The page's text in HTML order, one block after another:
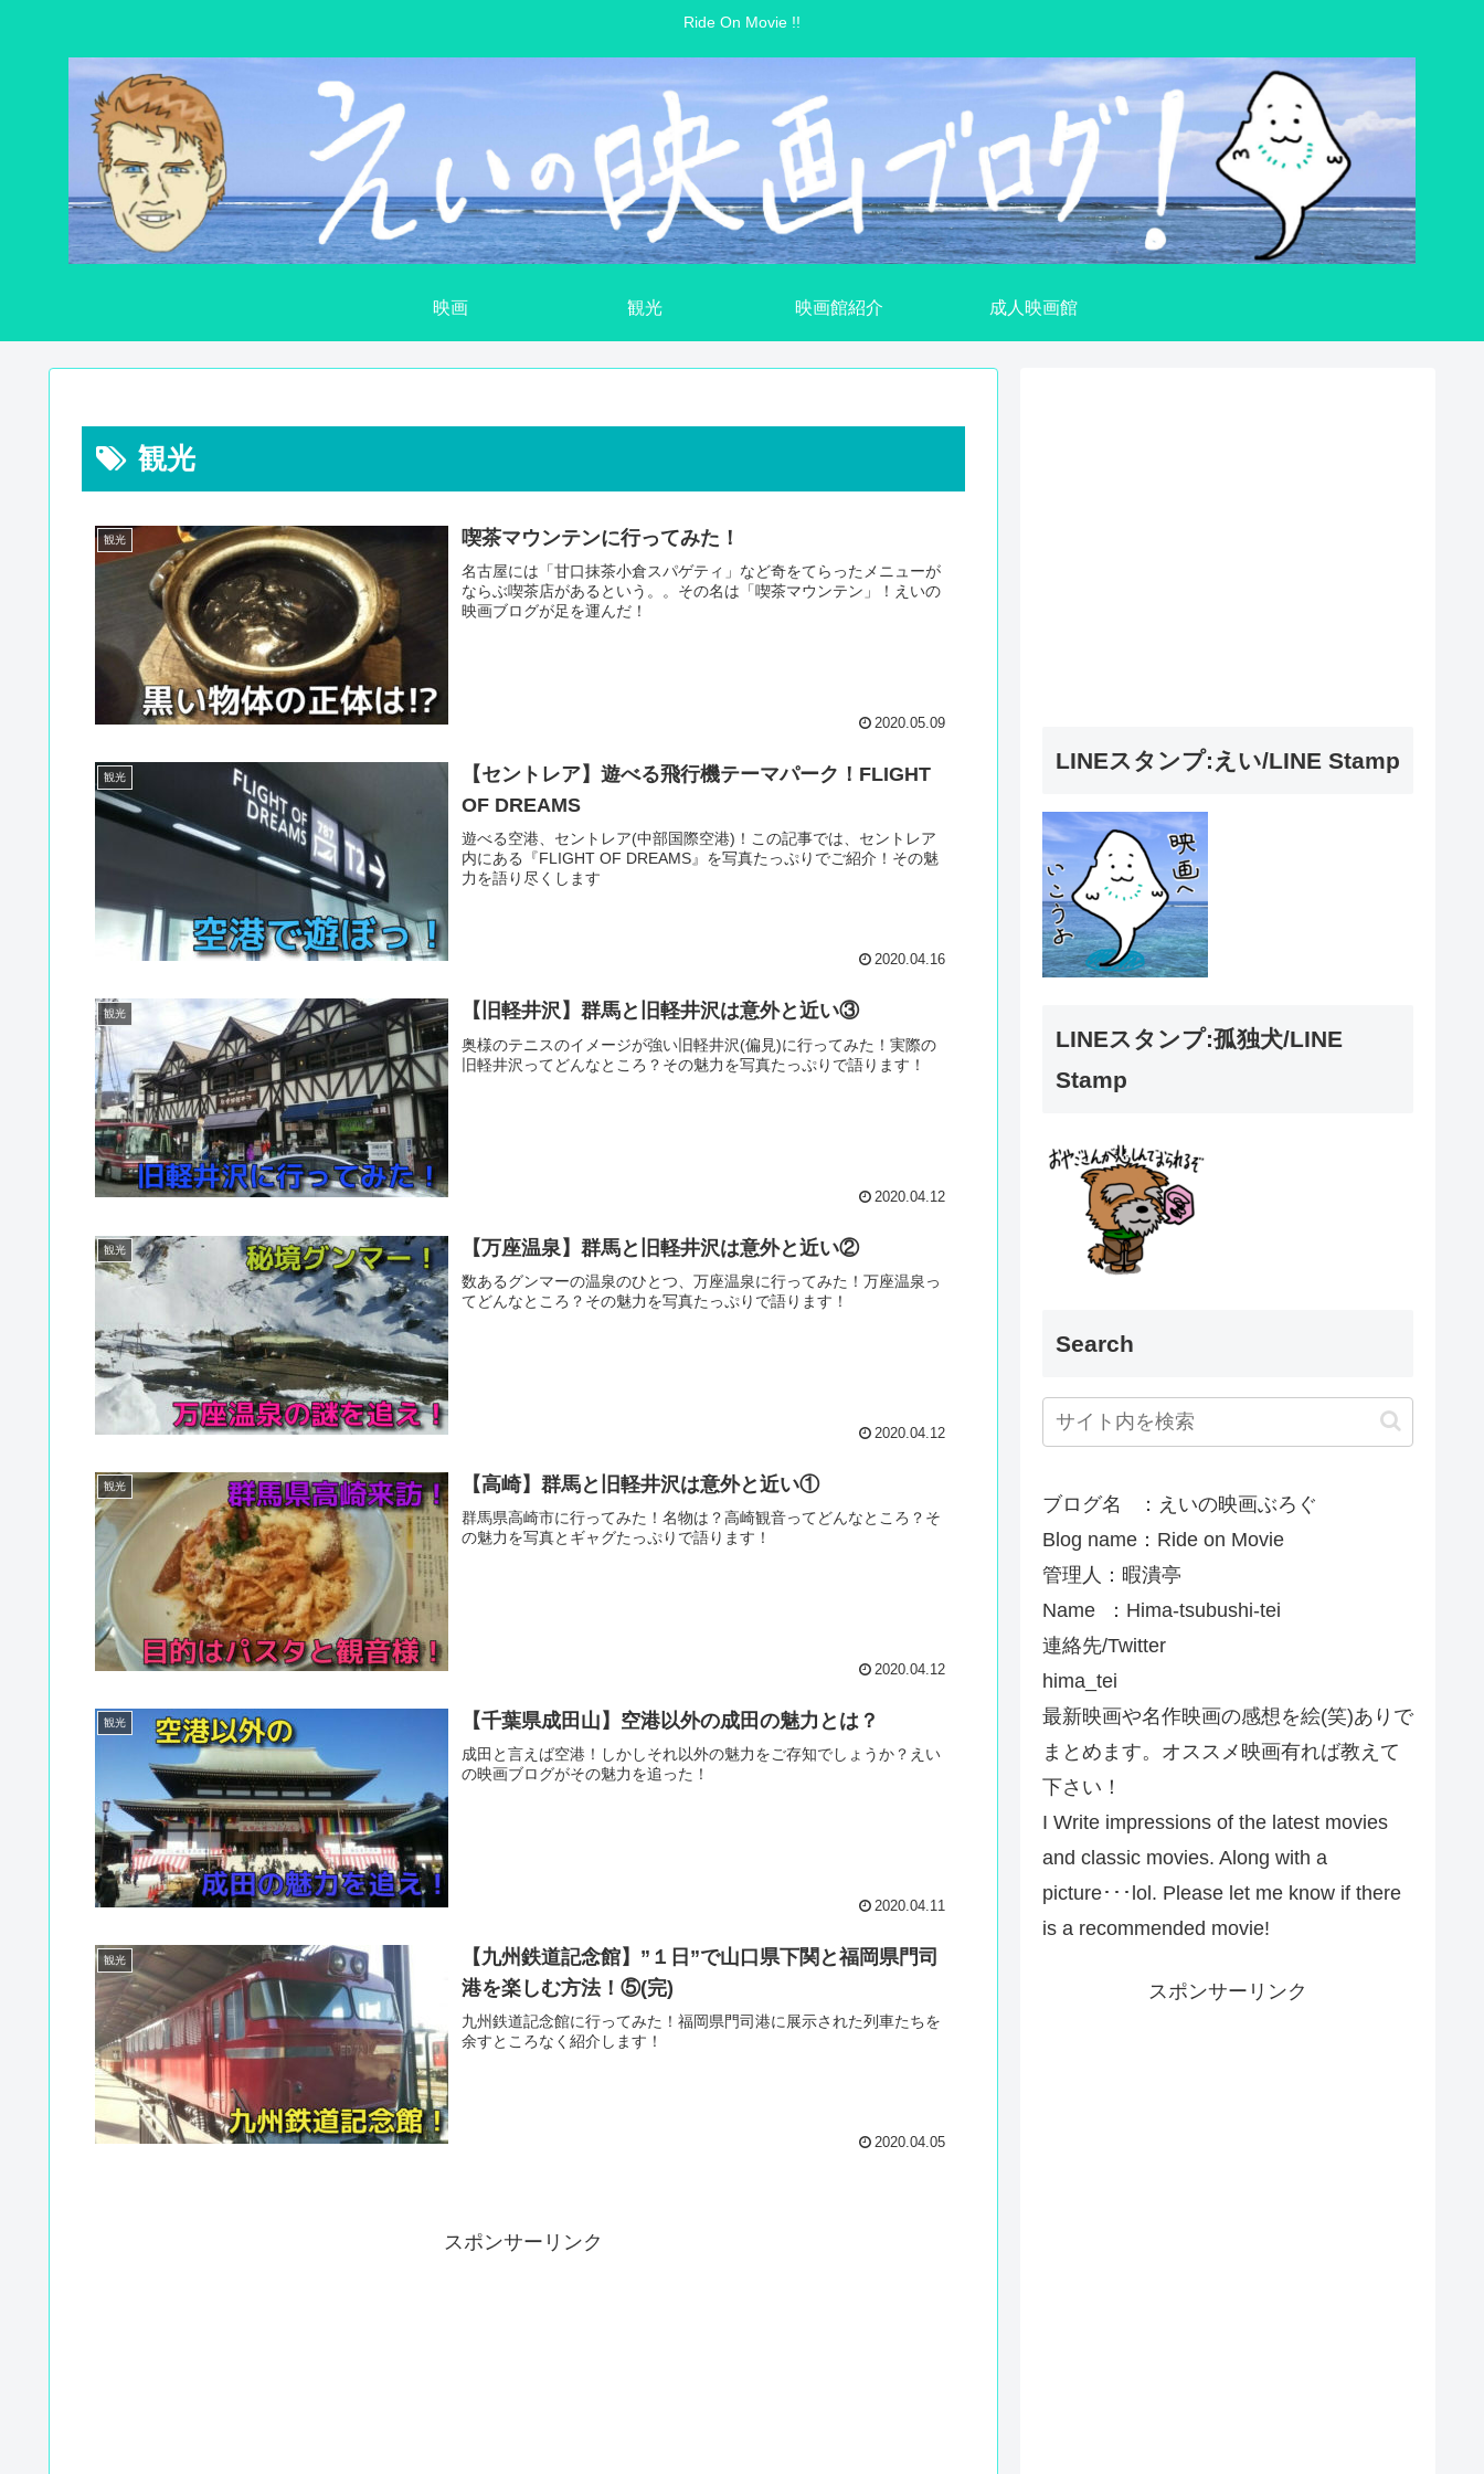
Ride On Movie !!
映画 観光 映画館紹介 成人映画館
観光
観光 喫茶マウンテンに行ってみた！
名古屋には「甘口抹茶小倉スパゲティ」など奇をてらったメニューが
ならぶ喫茶店があるという。。その名は「喫茶マウンテン」！えいの
映画ブログが足を運んだ！
2020.05.09
観光
【セントレア】遊べる飛行機テーマパーク！FLIGHT
OF DREAMS
遊べる空港、セントレア(中部国際空港)！この記事では、セントレア
内にある『FLIGHT OF DREAMS』を写真たっぷりでご紹介！その魅
力を語り尽くします
2020.04.16
観光 【旧軽井沢】群馬と旧軽井沢は意外と近い③
奥様のテニスのイメージが強い旧軽井沢(偏見)に行ってみた！実際の
旧軽井沢ってどんなところ？その魅力を写真たっぷりで語ります！
2020.04.12
観光 【万座温泉】群馬と旧軽井沢は意外と近い②
数あるグンマーの温泉のひとつ、万座温泉に行ってみた！万座温泉っ
てどんなところ？その魅力を写真たっぷりで語ります！
2020.04.12
観光 【高崎】群馬と旧軽井沢は意外と近い①
群馬県高崎市に行ってみた！名物は？高崎観音ってどんなところ？そ
の魅力を写真とギャグたっぷりで語ります！
2020.04.12
観光 【千葉県成田山】空港以外の成田の魅力とは？
成田と言えば空港！しかしそれ以外の魅力をご存知でしょうか？えい
の映画ブログがその魅力を追った！
2020.04.11
観光
【九州鉄道記念館】”１日”で山口県下関と福岡県門司
港を楽しむ方法！⑤(完)
九州鉄道記念館に行ってみた！福岡県門司港に展示された列車たちを
余すところなく紹介します！
2020.04.05
スポンサーリンク
LINEスタンプ:えい/LINE Stamp
LINEスタンプ:孤独犬/LINE
Stamp
Search
ブログ名 ：えいの映画ぶろぐ
Blog name：Ride on Movie
管理人：暇潰亭
Name ：Hima-tsubushi-tei
連絡先/Twitter
hima_tei
最新映画や名作映画の感想を絵(笑)ありで
まとめます。オススメ映画有れば教えて
下さい！
I Write impressions of the latest movies
and classic movies. Along with a
picture･･･lol. Please let me know if there
is a recommended movie!
スポンサーリンク